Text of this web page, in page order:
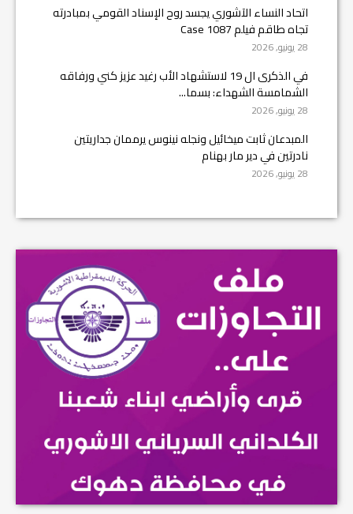
اتحاد النساء الآشوري يجسد روح الإسناد القومي بمبادرته
تجاه طاقم فيلم Case 1087
28 يونيو, 2026
في الذكرى ال 19 لاستشهاد الأب رغيد عزيز كني ورفاقه
الشمامسة الشهداء: بسما...
28 يونيو, 2026
المبدعان ثابت ميخائيل ونجله نينوس يرممان جداريتين
نادرتين في دير مار بهنام
28 يونيو, 2026